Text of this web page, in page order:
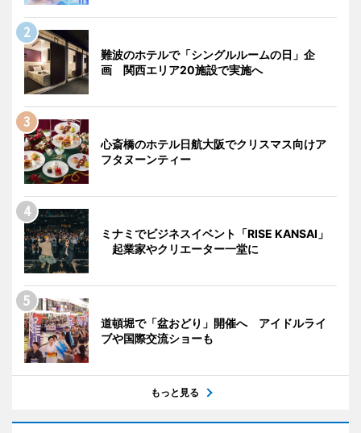
難波のホテルで「シングルルームの日」企
画 関西エリア20施設で実施へ
心斎橋のホテル日航大阪でクリスマス向けア
フタヌーンティー
ミナミでビジネスイベント「RISE KANSAI」
起業家やクリエーター一堂に
道頓堀で「盆おどり」開催へ アイドルライ
ブや国際交流ショーも
もっと見る